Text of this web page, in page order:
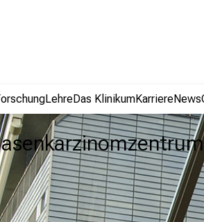
LehreDas KlinikumKarriere